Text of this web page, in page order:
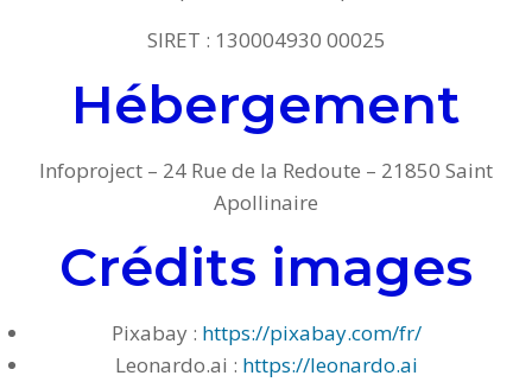
SIRET : 130004930 00025
Hébergement
Infoproject – 24 Rue de la Redoute – 21850 Saint
Apollinaire
Crédits images
Pixabay : https://pixabay.com/fr/
Leonardo.ai : https://leonardo.ai